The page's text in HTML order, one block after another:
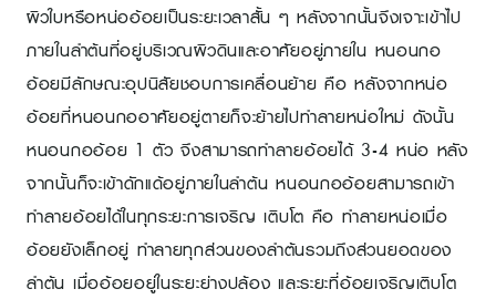
ผิวใบหรือหน่ออ้อยเป็นระยะเวลาสั้น ๆ หลังจากนั้นจึงเจาะเข้าไป
ภายในลำต้นที่อยู่บริเวณผิวดินและอาศัยอยู่ภายใน หนอนกอ
อ้อยมีลักษณะอุปนิสัยชอบการเคลื่อนย้าย คือ หลังจากหน่อ
อ้อยที่หนอนกออาศัยอยู่ตายก็จะย้ายไปทำลายหน่อใหม่ ดังนั้น
หนอนกออ้อย 1 ตัว จึงสามารถทำลายอ้อยได้ 3-4 หน่อ หลัง
จากนั้นก็จะเข้าดักแด้อยู่ภายในลำต้น หนอนกออ้อยสามารถเข้า
ทำลายอ้อยได้ในทุกระยะการเจริญ เติบโต คือ ทำลายหน่อเมื่อ
อ้อยยังเล็กอยู่ ทำลายทุกส่วนของลำต้นรวมถึงส่วนยอดของ
ลำต้น เมื่ออ้อยอยู่ในระยะย่างปล้อง และระยะที่อ้อยเจริญเติบโต